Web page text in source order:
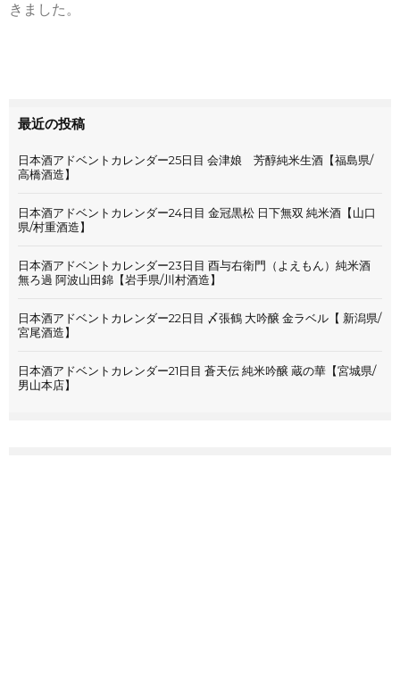
きました。
最近の投稿
日本酒アドベントカレンダー25日目 会津娘 芳醇純米生酒【福島県/
高橋酒造】
日本酒アドベントカレンダー24日目 金冠黒松 日下無双 純米酒【山口
県/村重酒造】
日本酒アドベントカレンダー23日目 酉与右衛門（よえもん）純米酒
無ろ過 阿波山田錦【岩手県/川村酒造】
日本酒アドベントカレンダー22日目 〆張鶴 大吟醸 金ラベル【 新潟県/
宮尾酒造】
日本酒アドベントカレンダー21日目 蒼天伝 純米吟醸 蔵の華【宮城県/
男山本店】